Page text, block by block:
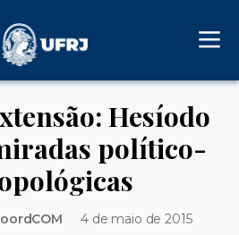
Hesíodo
político-
4 de maio de 2015